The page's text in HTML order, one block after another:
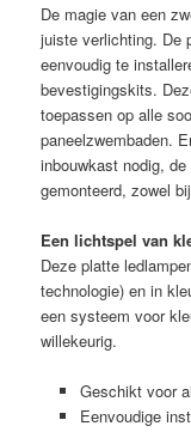
De magie van een
juiste verlichting. De
eenvoudig te
bevestigingskits.
toepassen op alle
paneelzwembaden.
inbouwkast nodig,
gemonteerd, zowel
Een lichtspel van
Deze platte
technologie) en in
een systeem voor
willekeurig.
Geschikt voor
Eenvoudige